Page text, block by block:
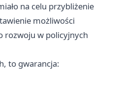
na celu przybliżenie
możliwości
rozwoju w policyjnych
to gwarancja: